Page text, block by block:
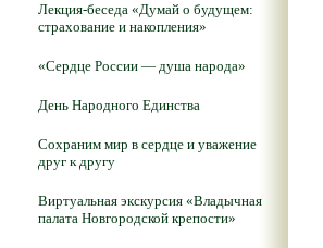
Лекция-беседа «Думай о будущем:
страхование и накопления»
«Сердце России — душа народа»
День Народного Единства
Сохраним мир в сердце и уважение
друг к другу
Виртуальная экскурсия «Владычная
палата Новгородской крепости»